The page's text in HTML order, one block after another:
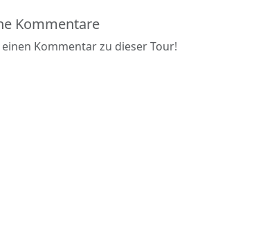
Kommentare
Kommentar zu dieser Tour!